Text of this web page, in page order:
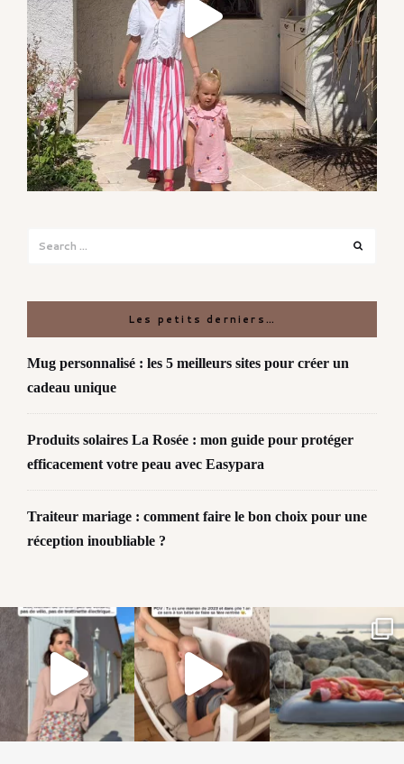
Les petits derniers…
Mug personnalisé : les 5 meilleurs sites pour créer un
cadeau unique
Produits solaires La Rosée : mon guide pour protéger
efficacement votre peau avec Easypara
Traiteur mariage : comment faire le bon choix pour une
réception inoubliable ?